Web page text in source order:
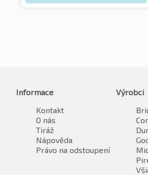
Informace
Kontakt
O nás
Tiráž
Nápověda
Právo na odstoupení
Výrobci